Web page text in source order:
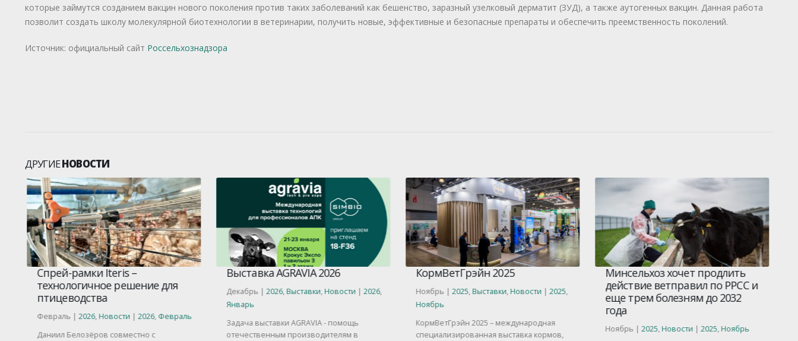
которые займутся созданием вакцин нового поколения против таких заболеваний как бешенство, заразный узелковый дерматит (ЗУД), а также аутогенных вакцин. Данная работа
позволит создать школу молекулярной биотехнологии в ветеринарии, получить новые, эффективные и безопасные препараты и обеспечить преемственность поколений.
Источник: официальный сайт Россельхознадзора
ДРУГИЕНОВОСТИ
Спрей-рамки Iteris –
технологичное решение для
птицеводства
Февраль | 2026, Новости| 2026, Февраль
Даниил Белозёров совместно с
Выставка AGRAVIA 2026
Декабрь | 2026, Выставки, Новости| 2026,
Январь
Задача выставки AGRAVIA - помощь
отечественным производителям в
КормВетГрэйн 2025
Ноябрь | 2025, Выставки, Новости| 2025,
Ноябрь
КормВетГрэйн 2025 – международная
специализированная выставка кормов,
Минсельхоз хочет продлить
действие ветправил по РРСС и
еще трем болезням до 2032
года
Ноябрь | 2025, Новости| 2025, Ноябрь